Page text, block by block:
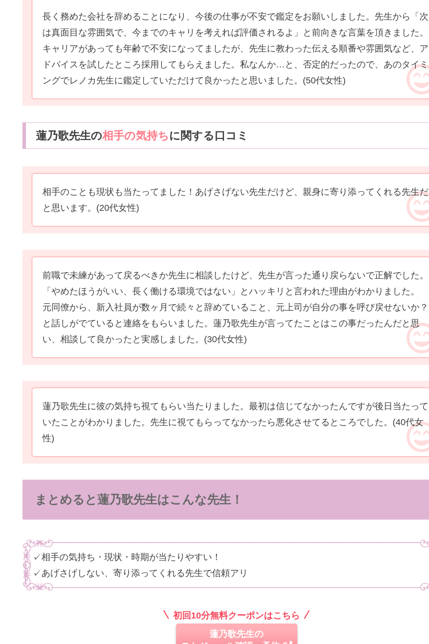
長く務めた会社を辞めることになり、今後の仕事が不安で鑑定をお願いしました。先生から「次
は真面目な雰囲気で、今までのキャリを考えれば評価されるよ」と前向きな言葉を頂きました。
キャリアがあっても年齢で不安になってましたが、先生に教わった伝える順番や雰囲気など、ア
ドバイスを試したところ採用してもらえました。私なんか…と、否定的だったので、あのタイミ
ングでレノカ先生に鑑定していただけて良かったと思いました。 (50代女性)
蓮乃歌先生の相手の気持ち に関する口コミ
相手のことも現状も当たってました！あげさげない先生だけど、親身に寄り添ってくれる先生だ
と思います。 (20代女性)
前職で未練があって戻るべきか先生に相談したけど、先生が言った通り戻らないで正解でした。
「やめたほうがいい、長く働ける環境ではない」とハッキリと言われた理由がわかりました。
元同僚から、新入社員が数ヶ月で続々と辞めていること、元上司が自分の事を呼び戻せないか？
と話しがでていると連絡をもらいました。蓮乃歌先生が言ってたことはこの事だったんだと思
い、相談して良かったと実感しました。 (30代女性)
蓮乃歌先生に彼の気持ち視てもらい当たりました。最初は信じてなかったんですが後日当たって
いたことがわかりました。先生に視てもらってなかったら悪化させてるところでした。 (40代女
性)
まとめると蓮乃歌先生はこんな先生！
✓相手の気持ち・現状・時期が当たりやすい！
✓あげさげしない、寄り添ってくれる先生で信頼アリ
初回10分無料クーポンはこちら
蓮乃歌先生の